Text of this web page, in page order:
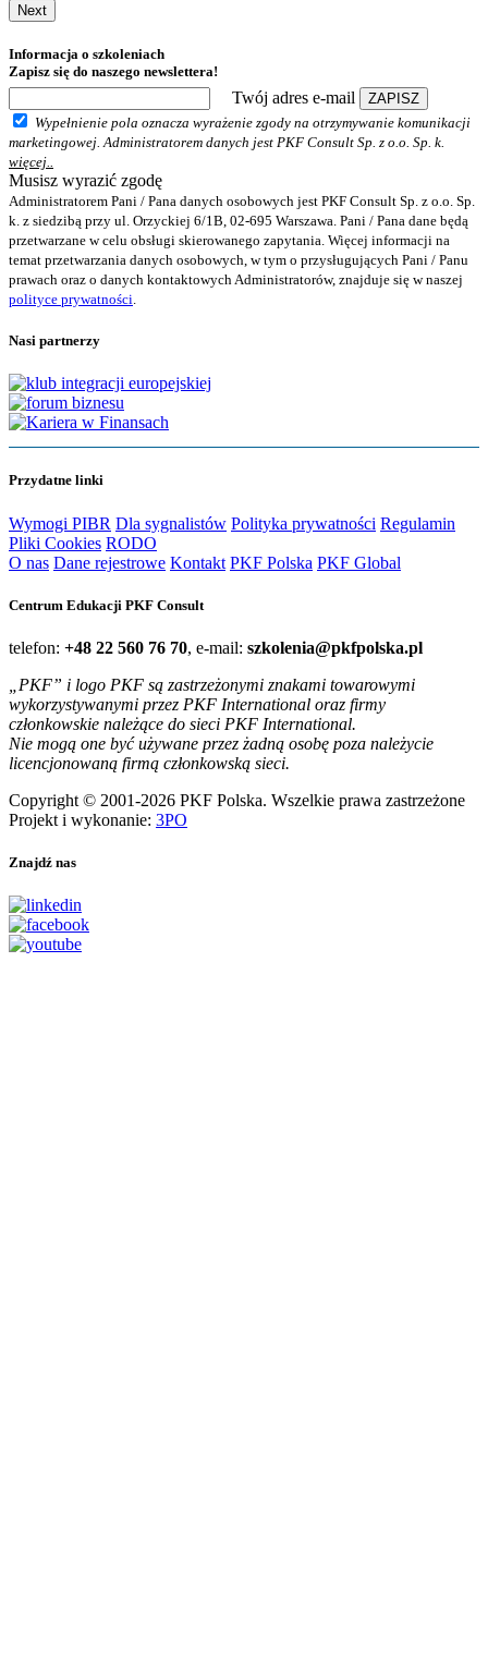
Next
Informacja o szkoleniach
Zapisz się do naszego newslettera!
Twój adres e-mail
ZAPISZ
Wypełnienie pola oznacza wyrażenie zgody na otrzymywanie komunikacji
marketingowej. Administratorem danych jest PKF Consult Sp. z o.o. Sp. k.
więcej..
Musisz wyrazić zgodę
Administratorem Pani / Pana danych osobowych jest PKF Consult Sp. z o.o. Sp.
k. z siedzibą przy ul. Orzyckiej 6/1B, 02-695 Warszawa. Pani / Pana dane będą
przetwarzane w celu obsługi skierowanego zapytania. Więcej informacji na
temat przetwarzania danych osobowych, w tym o przysługujących Pani / Panu
prawach oraz o danych kontaktowych Administratorów, znajduje się w naszej
polityce prywatności.
Nasi partnerzy
Przydatne linki
Wymogi PIBR Dla sygnalistów Polityka prywatności Regulamin
Pliki Cookies RODO
O nas Dane rejestrowe Kontakt PKF Polska PKF Global
Centrum Edukacji PKF Consult
telefon: +48 22 560 76 70, e-mail: szkolenia@pkfpolska.pl
„PKF” i logo PKF są zastrzeżonymi znakami towarowymi
wykorzystywanymi przez PKF International oraz firmy
członkowskie należące do sieci PKF International.
Nie mogą one być używane przez żadną osobę poza należycie
licencjonowaną firmą członkowską sieci.
Copyright © 2001-2026 PKF Polska. Wszelkie prawa zastrzeżone
Projekt i wykonanie: 3PO
Znajdź nas